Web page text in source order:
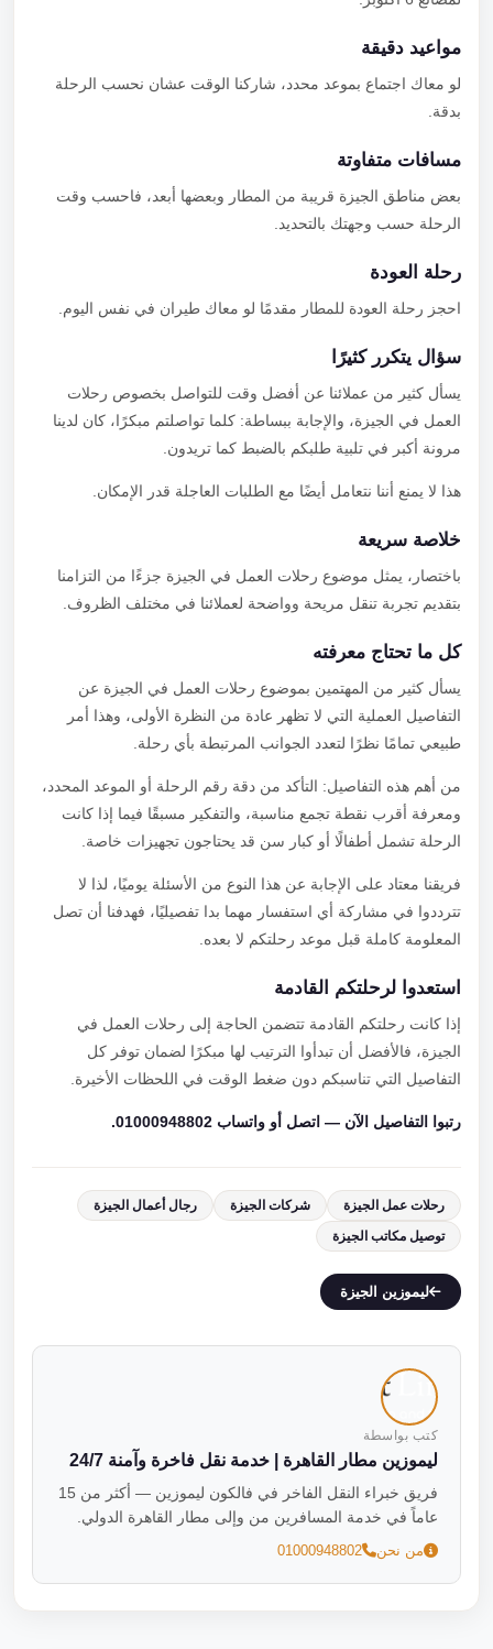
مواعيد دقيقة
لو معاك اجتماع بموعد محدد، شاركنا الوقت عشان نحسب الرحلة
بدقة.
مسافات متفاوتة
بعض مناطق الجيزة قريبة من المطار وبعضها أبعد، فاحسب وقت
الرحلة حسب وجهتك بالتحديد.
رحلة العودة
احجز رحلة العودة للمطار مقدمًا لو معاك طيران في نفس اليوم.
سؤال يتكرر كثيرًا
يسأل كثير من عملائنا عن أفضل وقت للتواصل بخصوص رحلات
العمل في الجيزة، والإجابة ببساطة: كلما تواصلتم مبكرًا، كان لدينا
مرونة أكبر في تلبية طلبكم بالضبط كما تريدون.
هذا لا يمنع أننا نتعامل أيضًا مع الطلبات العاجلة قدر الإمكان.
خلاصة سريعة
باختصار، يمثل موضوع رحلات العمل في الجيزة جزءًا من التزامنا
بتقديم تجربة تنقل مريحة وواضحة لعملائنا في مختلف الظروف.
كل ما تحتاج معرفته
يسأل كثير من المهتمين بموضوع رحلات العمل في الجيزة عن
التفاصيل العملية التي لا تظهر عادة من النظرة الأولى، وهذا أمر
طبيعي تمامًا نظرًا لتعدد الجوانب المرتبطة بأي رحلة.
من أهم هذه التفاصيل: التأكد من دقة رقم الرحلة أو الموعد المحدد،
ومعرفة أقرب نقطة تجمع مناسبة، والتفكير مسبقًا فيما إذا كانت
الرحلة تشمل أطفالًا أو كبار سن قد يحتاجون تجهيزات خاصة.
فريقنا معتاد على الإجابة عن هذا النوع من الأسئلة يوميًا، لذا لا
تترددوا في مشاركة أي استفسار مهما بدا تفصيليًا، فهدفنا أن تصل
المعلومة كاملة قبل موعد رحلتكم لا بعده.
استعدوا لرحلتكم القادمة
إذا كانت رحلتكم القادمة تتضمن الحاجة إلى رحلات العمل في
الجيزة، فالأفضل أن تبدأوا الترتيب لها مبكرًا لضمان توفر كل
التفاصيل التي تناسبكم دون ضغط الوقت في اللحظات الأخيرة.
رتبوا التفاصيل الآن — اتصل أو واتساب 01000948802.
رحلات عمل الجيزة شركات الجيزة
رجال أعمال الجيزة
توصيل مكاتب الجيزة
ليموزين الجيزة
كتب بواسطة
ليموزين مطار القاهرة | خدمة نقل فاخرة وآمنة 24/7
فريق خبراء النقل الفاخر في فالكون ليموزين — أكثر من 15
عاماً في خدمة المسافرين من وإلى مطار القاهرة الدولي.
من نحن 01000948802